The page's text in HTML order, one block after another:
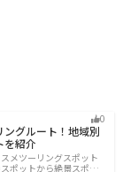
0
グルート！地域別
を紹介
メツーリングスポット
ポットから絶景スポッ